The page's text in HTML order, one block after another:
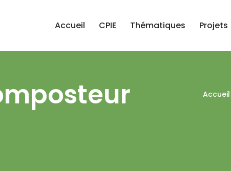
Accueil CPIE Thématiques Projets
Accueil